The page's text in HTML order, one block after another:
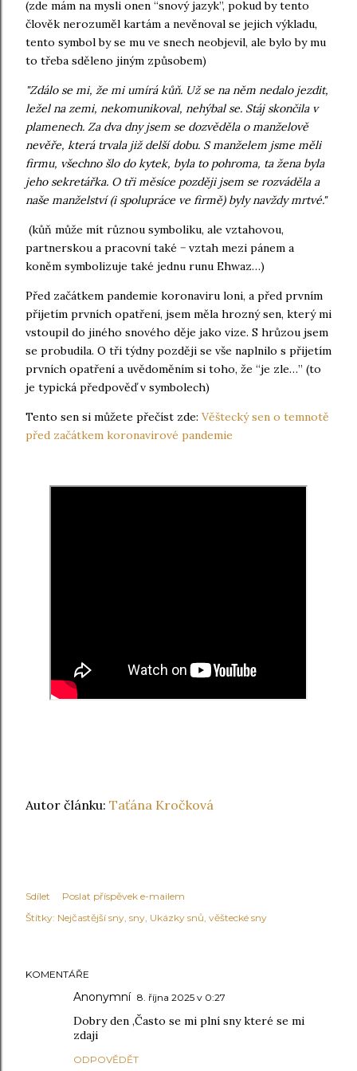
(zde mám na mysli onen “snový jazyk”, pokud by tento
člověk nerozuměl kartám a nevěnoval se jejich výkladu,
tento symbol by se mu ve snech neobjevil, ale bylo by mu
to třeba sděleno jiným způsobem)
"Zdálo se mi, že mi umírá kůň. Už se na něm nedalo jezdit,
ležel na zemi, nekomunikoval, nehýbal se. Stáj skončila v
plamenech. Za dva dny jsem se dozvěděla o manželově
nevěře, která trvala již delší dobu. S manželem jsme měli
firmu, všechno šlo do kytek, byla to pohroma, ta žena byla
jeho sekretářka. O tři měsíce později jsem se rozváděla a
naše manželství (i spolupráce ve firmě) byly navždy mrtvé."
(kůň může mít různou symboliku, ale vztahovou,
partnerskou a pracovní také − vztah mezi pánem a
koněm symbolizuje také jednu runu Ehwaz…)
Před začátkem pandemie koronaviru loni, a před prvním
přijetím prvních opatření, jsem měla hrozný sen, který mi
vstoupil do jiného snového děje jako vize. S hrůzou jsem
se probudila. O tři týdny později se vše naplnilo s přijetím
prvních opatření a uvědoměním si toho, že “je zle…” (to
je typická předpověď v symbolech)
Tento sen si můžete přečíst zde: Věštecký sen o temnotě
před začátkem koronavirové pandemie
Autor článku: Taťána Kročková
Sdílet
Poslat příspěvek e-mailem
Štítky: Nejčastější sny sny Ukázky snů věštecké sny
KOMENTÁŘE
Anonymní 8. října 2025 v 0:27
Dobry den ,Často se mi plní sny které se mi
zdaji
ODPOVĚDĚT